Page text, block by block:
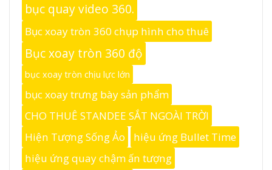
bục quay video 360.
Bục xoay tròn 360 chụp hình cho thuê
Bục xoay tròn 360 độ
bục xoay tròn chịu lực lớn
bục xoay trưng bày sản phẩm
CHO THUÊ STANDEE SẮT NGOÀI TRỜI
Hiện Tượng Sống Ảo
hiệu ứng Bullet Time
hiệu ứng quay chậm ấn tượng